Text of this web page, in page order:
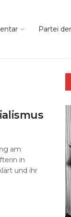
Partei
am
in
und ihr